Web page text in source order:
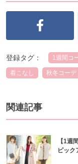
登録タグ： 1週間コ
着こなし 秋冬コーデ
関連記事
【1週
ピッ